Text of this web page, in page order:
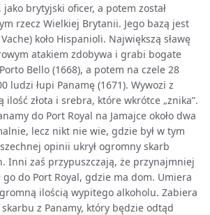
brytyjski oficer, a potem został
rzecz Wielkiej Brytanii. Jego bazą jest
koło Hispanioli. Największą sławę
atakiem zdobywa i grabi bogate
Bello (1668), a potem na czele 28
ludzi łupi Panamę (1671). Wywozi z
ilość złota i srebra, które wkrótce „znika”.
do Port Royal na Jamajce około dwa
lecz nikt nie wie, gdzie był w tym
opinii ukrył ogromny skarb
Inni zaś przypuszczają, że przynajmniej
go do Port Royal, gdzie ma dom. Umiera
ilością wypitego alkoholu. Zabiera
z Panamy, który będzie odtąd